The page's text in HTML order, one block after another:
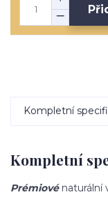
Kompletní
Kompletní
Prémiovénaturální